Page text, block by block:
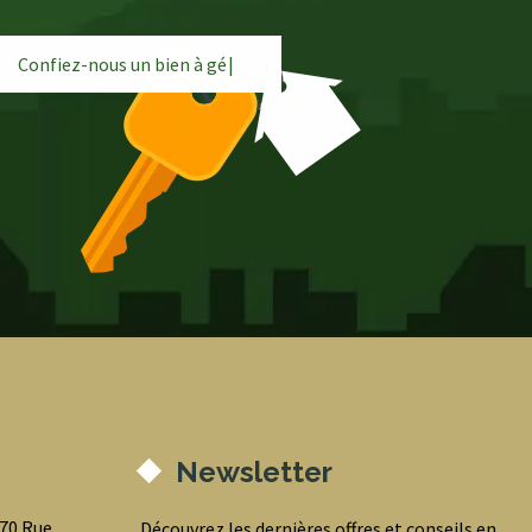
Confiez-nous un bien àgére
Newsletter